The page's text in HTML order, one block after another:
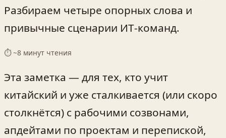
Разбираем четыре опорных слова и
привычные сценарии ИТ‑команд.
⏱ ~8 минут чтения
Эта заметка — для тех, кто учит
китайский и уже сталкивается (или скоро
столкнётся) с рабочими созвонами,
апдейтами по проектам и перепиской,